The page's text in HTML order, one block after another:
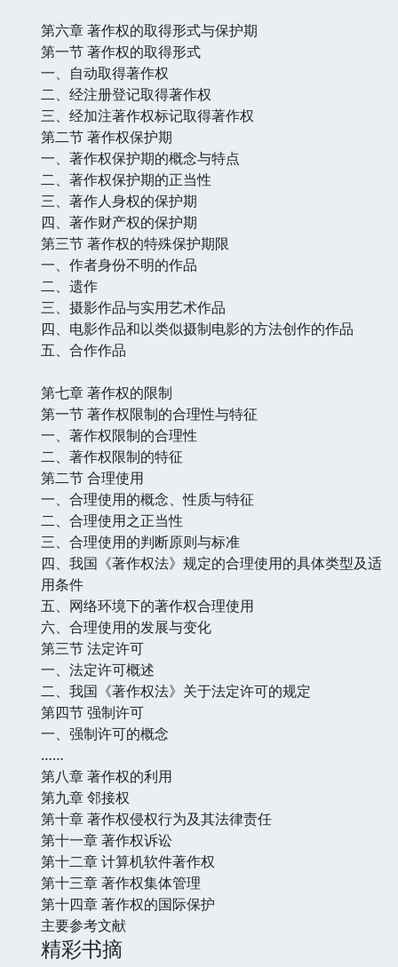
第六章 著作权的取得形式与保护期
第一节 著作权的取得形式
一、自动取得著作权
二、经注册登记取得著作权
三、经加注著作权标记取得著作权
第二节 著作权保护期
一、著作权保护期的概念与特点
二、著作权保护期的正当性
三、著作人身权的保护期
四、著作财产权的保护期
第三节 著作权的特殊保护期限
一、作者身份不明的作品
二、遗作
三、摄影作品与实用艺术作品
四、电影作品和以类似摄制电影的方法创作的作品
五、合作作品
第七章 著作权的限制
第一节 著作权限制的合理性与特征
一、著作权限制的合理性
二、著作权限制的特征
第二节 合理使用
一、合理使用的概念、性质与特征
二、合理使用之正当性
三、合理使用的判断原则与标准
四、我国《著作权法》规定的合理使用的具体类型及适
用条件
五、网络环境下的著作权合理使用
六、合理使用的发展与变化
第三节 法定许可
一、法定许可概述
二、我国《著作权法》关于法定许可的规定
第四节 强制许可
一、强制许可的概念
……
第八章 著作权的利用
第九章 邻接权
第十章 著作权侵权行为及其法律责任
第十一章 著作权诉讼
第十二章 计算机软件著作权
第十三章 著作权集体管理
第十四章 著作权的国际保护
主要参考文献
精彩书摘